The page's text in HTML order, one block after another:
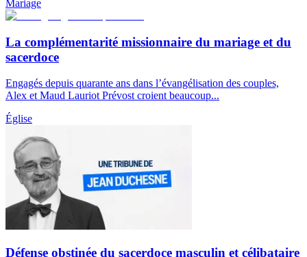
Mariage
La complémentarité missionnaire du mariage et du
sacerdoce
Engagés depuis quarante ans dans l’évangélisation des couples,
Alex et Maud Lauriot Prévost croient beaucoup...
Église
Défense obstinée du sacerdoce masculin et célibataire